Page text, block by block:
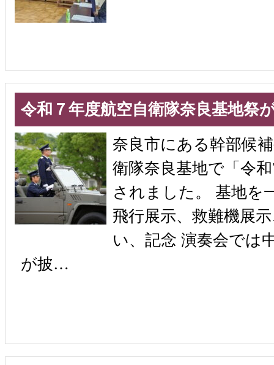
令和７年度航空自衛隊奈良基地祭
奈良市にある幹部候
衛隊奈良基地で「令
されました。 基地を
飛行展示、救難機展
い、記念 演奏会では
が披…